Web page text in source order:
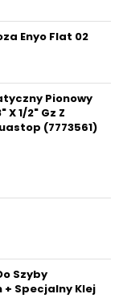
Enyo Flat 02
Pionowy
1/2" Gz Z
(7773561)
Szyby
+ Specjalny Klej